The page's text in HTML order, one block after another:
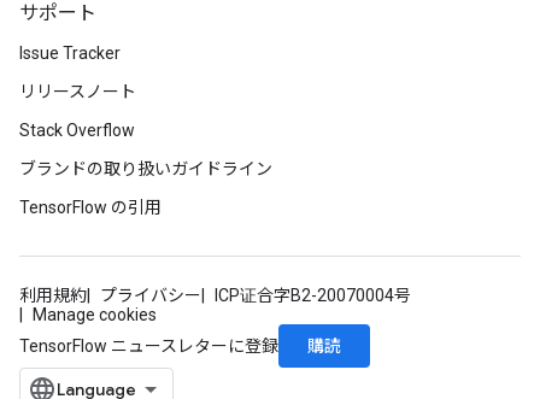
サポート
Issue Tracker
リリースノート
Stack Overflow
ブランドの取り扱いガイドライン
TensorFlow の引用
利用規約 プライバシー
ICP证合字B2-20070004号
Manage cookies
TensorFlow ニュースレターに登録
購読